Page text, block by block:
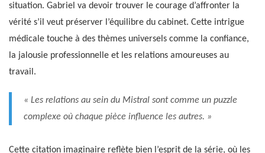
situation. Gabriel va devoir trouver le courage d’affronter la
vérité s’il veut préserver l’équilibre du cabinet. Cette intrigue
médicale touche à des thèmes universels comme la confiance,
la jalousie professionnelle et les relations amoureuses au
travail.
« Les relations au sein du Mistral sont comme un puzzle
complexe où chaque pièce influence les autres. »
Cette citation imaginaire reflète bien l’esprit de la série, où les